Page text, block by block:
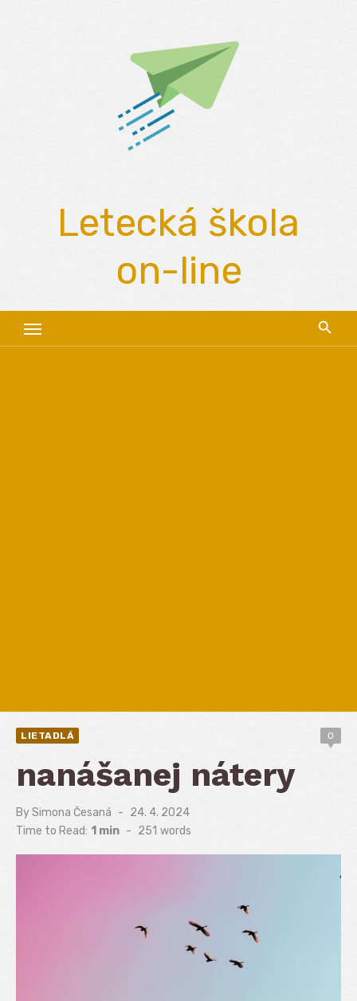
Letecká škola
on-line
LIETADLÁ 0
nanášanej nátery
BySimona Česaná
Posted
on
24. 4. 2024
Time to Read: 1 min - 251 words